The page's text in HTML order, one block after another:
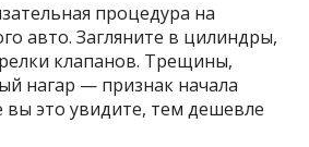
процедура на
авто. Загляните в цилиндры,
клапанов. Трещины,
нагар — признак начала
это увидите, тем дешевле